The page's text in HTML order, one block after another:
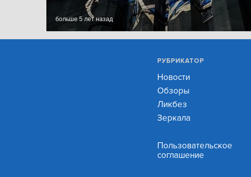
больше 5 лет назад
РУБРИКАТОР
Новости
Обзоры
Ликбез
Зеркала
Пользовательское
соглашение